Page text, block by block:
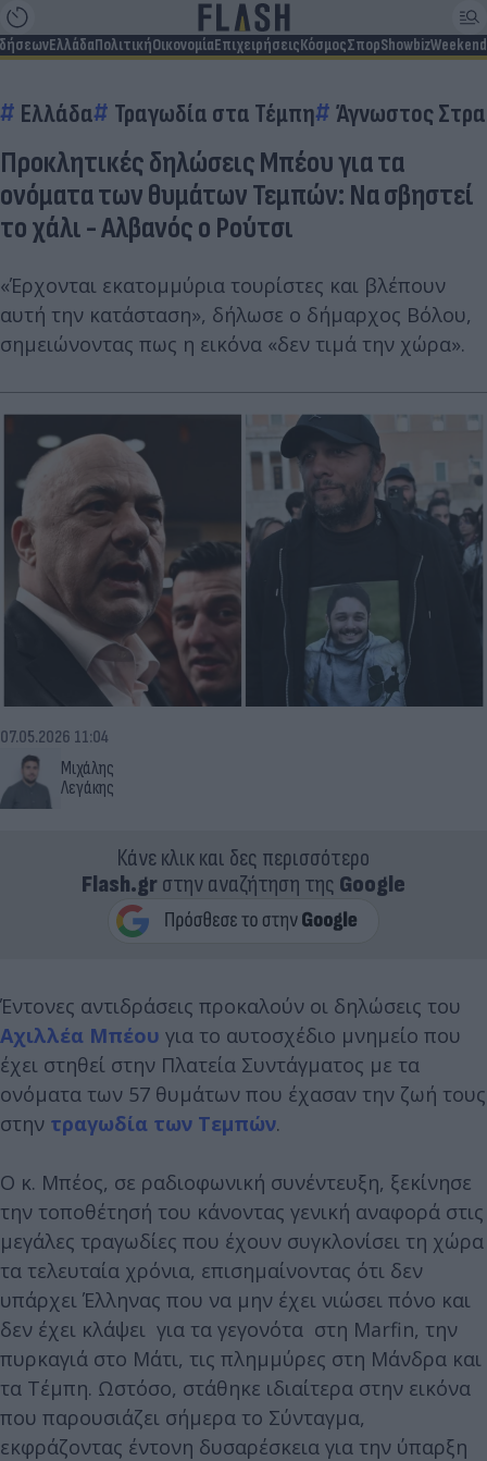
ΕλλάδαΠολιτικήΟικονομίαΕπιχειρήσειςΚόσμοςΣπορShowbizWeekend
Ελλάδα Τραγωδία στα Τέμπη Άγνωστος
Προκλητικές δηλώσεις Μπέου για τα
ονόματα των θυμάτων Τεμπών: Να σβηστεί
το χάλι - Αλβανός ο Ρούτσι
«Έρχονται εκατομμύρια τουρίστες και βλέπουν
αυτή την κατάσταση», δήλωσε ο δήμαρχος Βόλου,
σημειώνοντας πως η εικόνα «δεν τιμά την χώρα».
Μιχάλης
Λεγάκης
07.05.2026 11:04
Κάνε κλικ και δες περισσότερο
Flash.grστην αναζήτηση της Google
Έντονες αντιδράσεις προκαλούν οι δηλώσεις του
Αχιλλέα Μπέου για το αυτοσχέδιο μνημείο που
έχει στηθεί στην Πλατεία Συντάγματος με τα
ονόματα των 57 θυμάτων που έχασαν την ζωή τους
στην τραγωδία των Τεμπών.
Ο κ. Μπέος, σε ραδιοφωνική συνέντευξη, ξεκίνησε
την τοποθέτησή του κάνοντας γενική αναφορά στις
μεγάλες τραγωδίες που έχουν συγκλονίσει τη χώρα
τα τελευταία χρόνια, επισημαίνοντας ότι δεν
υπάρχει Έλληνας που να μην έχει νιώσει πόνο και
δεν έχει κλάψει για τα γεγονότα στη Marfin, την
πυρκαγιά στο Μάτι, τις πλημμύρες στη Μάνδρα και
τα Τέμπη. Ωστόσο, στάθηκε ιδιαίτερα στην εικόνα
που παρουσιάζει σήμερα το Σύνταγμα,
εκφράζοντας έντονη δυσαρέσκεια για την ύπαρξη